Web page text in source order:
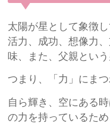
太陽が星として象徴
活力、成功、想像力
味、また、父親とい
つまり、「力」にま
自ら輝き、空にある
の力を持っているた